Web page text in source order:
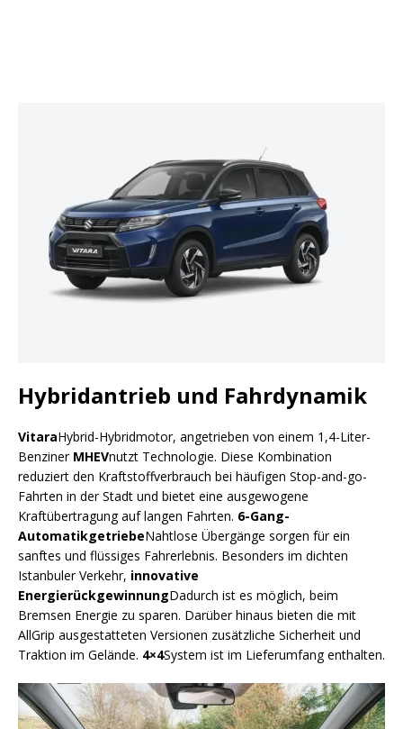
Hybridantrieb und Fahrdynamik
VitaraHybrid-Hybridmotor, angetrieben von einem 1,4-Liter-
Benziner MHEVnutzt Technologie. Diese Kombination
reduziert den Kraftstoffverbrauch bei häufigen Stop-and-go-
Fahrten in der Stadt und bietet eine ausgewogene
Kraftübertragung auf langen Fahrten. 6-Gang-
AutomatikgetriebeNahtlose Übergänge sorgen für ein
sanftes und flüssiges Fahrerlebnis. Besonders im dichten
Istanbuler Verkehr, innovative
EnergierückgewinnungDadurch ist es möglich, beim
Bremsen Energie zu sparen. Darüber hinaus bieten die mit
AllGrip ausgestatteten Versionen zusätzliche Sicherheit und
Traktion im Gelände. 4×4System ist im Lieferumfang enthalten.